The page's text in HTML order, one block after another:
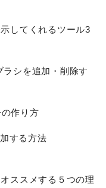
してくれるツール3
ラシを追加・削除す
作り方
する方法
ススメする５つの理